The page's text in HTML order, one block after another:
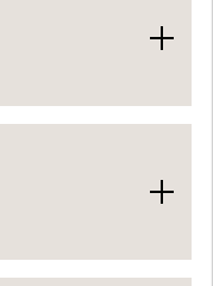
グを始めました。トレー
ていただき、筋トレを
た。トレーニングも食
で、無理なく、楽しみ
お願い致します。
beyondに通い始めまし